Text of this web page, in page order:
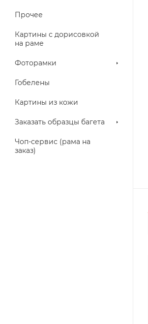
Прочее
Картины с дорисовкой
на раме
Фоторамки
Гобелены
Картины из кожи
Заказать образцы багета
Чоп-сервис (рама на
заказ)